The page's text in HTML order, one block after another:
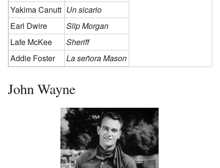
Yakima Canutt Un sicario
Earl Dwire
Slip Morgan
Lafe McKee
Sheriff
Addie Foster
La señora Mason
John Wayne